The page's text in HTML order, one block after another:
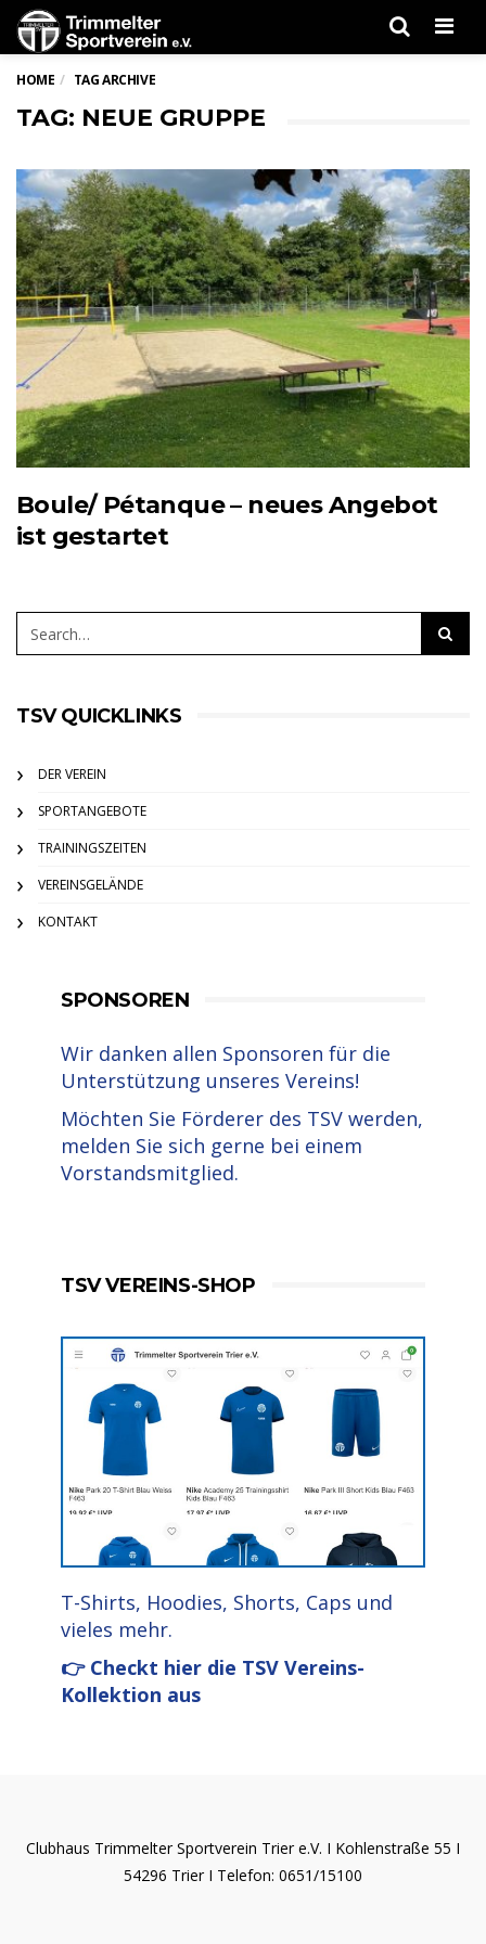
HOME TAG ARCHIVE
TAG: NEUE GRUPPE
Boule/ Pétanque – neues Angebot
ist gestartet
TSV QUICKLINKS
DER VEREIN
SPORTANGEBOTE
TRAININGSZEITEN
VEREINSGELÄNDE
KONTAKT
SPONSOREN
Wir danken allen Sponsoren für die
Unterstützung unseres Vereins!
Möchten Sie Förderer des TSV werden,
melden Sie sich gerne bei einem
Vorstandsmitglied.
TSV VEREINS-SHOP
T-Shirts, Hoodies, Shorts, Caps und
vieles mehr.
👉 Checkt hier die TSV Vereins-
Kollektion aus
Clubhaus Trimmelter Sportverein Trier e.V. I Kohlenstraße 55 I
54296 Trier I Telefon: 0651/15100